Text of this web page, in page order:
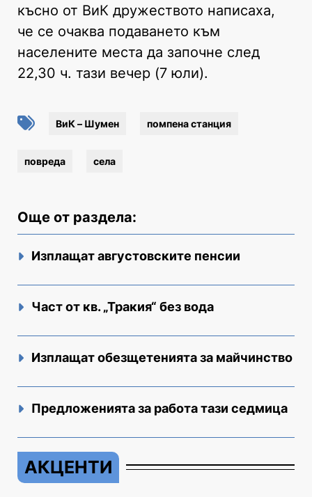
късно от ВиК дружеството написаха,
че се очаква подаването към
населените места да започне след
22,30 ч. тази вечер (7 юли).
ВиК – Шумен помпена станция
повреда села
Още от раздела:
Изплащат августовските пенсии
Част от кв. „Тракия“ без вода
Изплащат обезщетенията за майчинство
Предложенията за работа тази седмица
АКЦЕНТИ